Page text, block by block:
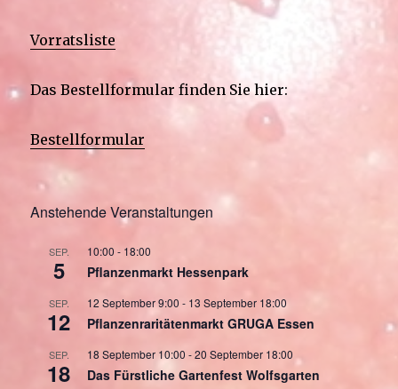
Vorratsliste
Das Bestellformular finden Sie hier:
Bestellformular
Anstehende Veranstaltungen
SEP.
5
10:00 - 18:00
Pflanzenmarkt Hessenpark
SEP.
12
12 September 9:00 - 13 September 18:00
Pflanzenraritätenmarkt GRUGA Essen
SEP.
18
18 September 10:00 -20 September 18:00
Das Fürstliche Gartenfest Wolfsgarten